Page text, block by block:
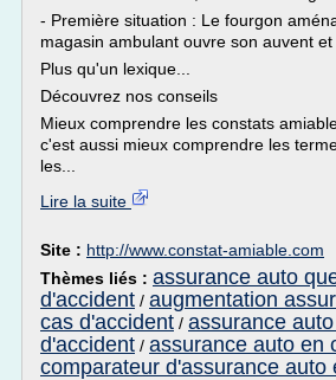
- Première situation : Le fourgon
magasin ambulant ouvre son auvent et
Plus qu'un lexique...
Découvrez nos conseils
Mieux comprendre les constats
c'est aussi mieux comprendre les
les...
Lire la suite
Site : http://www.constat-amiable.com
Thèmes liés : assurance auto
d'accident / augmentation
cas d'accident / assurance
d'accident / assurance auto en
comparateur d'assurance auto